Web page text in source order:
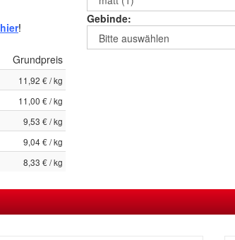
hier!
Grundpreis
11,92 € / kg
11,00 € / kg
9,53 € / kg
9,04 € / kg
8,33 € / kg
Gebinde: